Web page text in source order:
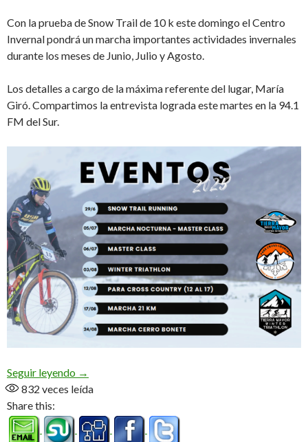
Con la prueba de Snow Trail de 10 k este domingo el Centro
Invernal pondrá un marcha importantes actividades invernales
durante los meses de Junio, Julio y Agosto.
Los detalles a cargo de la máxima referente del lugar, María
Giró. Compartimos la entrevista lograda este martes en la 94.1
FM del Sur.
Seguir leyendo Arranca la acción en Tierra Mayor (Audio)
→
832 veces leída
Share this: